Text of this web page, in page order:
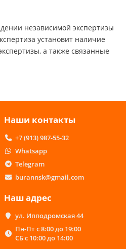
независимой экспертизы
установит наличие
а также связанные
Наши контакты
+7 (913) 987-55-32
Whatsapp
Telegram
burannsk@gmail.com
Наш адрес
ул. Ипподромская 44
Пн-Пт с 8:00 до 19:00
СБ с 10:00 до 14:00